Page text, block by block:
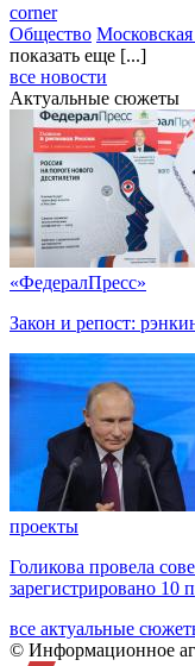
corner
Общество Московская
показать еще [...]
все новости
Актуальные сюжеты
«ФедералПресс»
Закон и репост:
проекты
Голикова провела
зарегистрировано 10
все актуальные
© Информационное